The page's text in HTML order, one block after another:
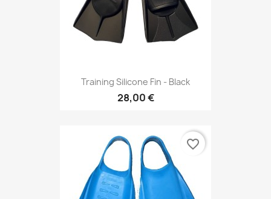
Training Silicone Fin - Black
28,00 €
favorite_border